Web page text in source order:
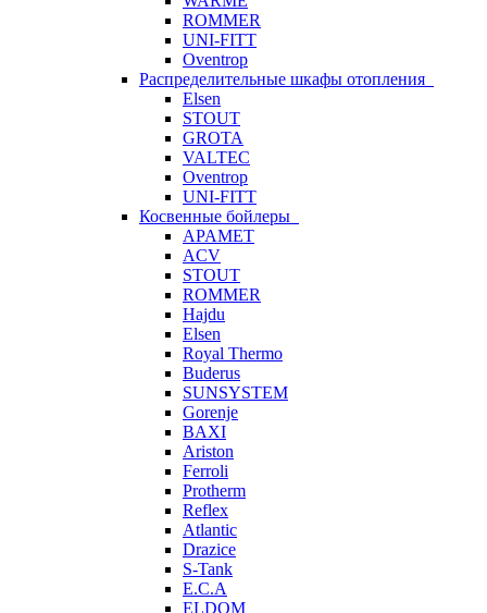
ROMMER
UNI-FITT
Oventrop
Распределительные шкафы отопления
Elsen
STOUT
GROTA
VALTEC
Oventrop
UNI-FITT
Косвенные бойлеры
APAMET
ACV
STOUT
ROMMER
Hajdu
Elsen
Royal Thermo
Buderus
SUNSYSTEM
Gorenje
BAXI
Ariston
Ferroli
Protherm
Reflex
Atlantic
Drazice
S-Tank
E.C.A
ELDOM